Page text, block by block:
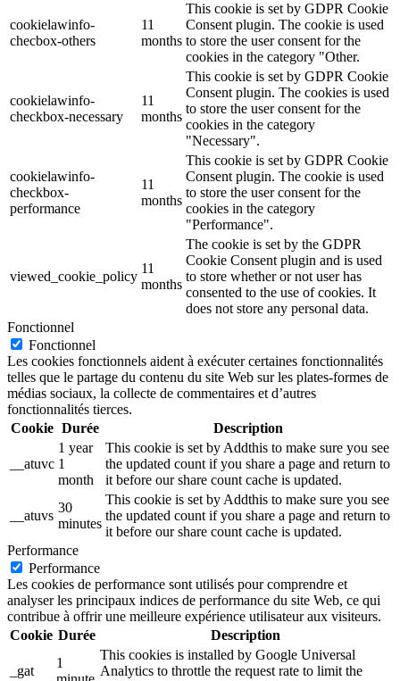
cookielawinfo-
checbox-others
11
months
This cookie is set by GDPR Cookie
Consent plugin. The cookie is used
to store the user consent for the
cookies in the category "Other.
cookielawinfo-
checkbox-necessary
11
months
This cookie is set by GDPR Cookie
Consent plugin. The cookies is used
to store the user consent for the
cookies in the category
"Necessary".
cookielawinfo-
checkbox-
performance
11
months
This cookie is set by GDPR Cookie
Consent plugin. The cookie is used
to store the user consent for the
cookies in the category
"Performance".
viewed_cookie_policy
11
months
The cookie is set by the GDPR
Cookie Consent plugin and is used
to store whether or not user has
consented to the use of cookies. It
does not store any personal data.
Fonctionnel
Fonctionnel
Les cookies fonctionnels aident à exécuter certaines fonctionnalités
telles que le partage du contenu du site Web sur les plates-formes de
médias sociaux, la collecte de commentaires et d’autres
fonctionnalités tierces.
Cookie Durée Description
__atuvc
1 year
1
month
This cookie is set by Addthis to make sure you see
the updated count if you share a page and return to
it before our share count cache is updated.
__atuvs
30
minutes
This cookie is set by Addthis to make sure you see
the updated count if you share a page and return to
it before our share count cache is updated.
Performance
Performance
Les cookies de performance sont utilisés pour comprendre et
analyser les principaux indices de performance du site Web, ce qui
contribue à offrir une meilleure expérience utilisateur aux visiteurs.
Cookie Durée Description
_gat
1
This cookies is installed by Google Universal
Analytics to throttle the request rate to limit the